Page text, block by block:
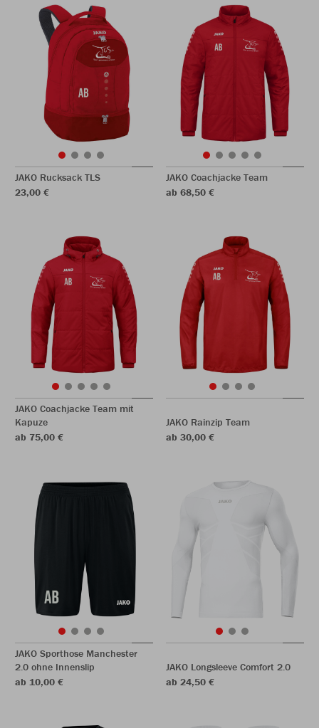
JAKO Rucksack TLS
23,00 €
JAKO Coachjacke Team
ab 68,50 €
JAKO Coachjacke Team mit
Kapuze
ab 75,00 €
JAKO Rainzip Team
ab 30,00 €
JAKO Sporthose Manchester
2.0 ohne Innenslip
ab 10,00 €
JAKO Longsleeve Comfort 2.0
ab 24,50 €